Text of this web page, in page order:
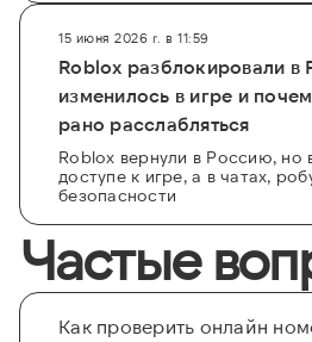
15 июня 2026 г. в 11:59
Roblox разблокировали в
изменилось в игре и
рано расслабляться
Roblox вернули в Россию, но
доступе к игре, а в чатах,
безопасности
Частые
Как проверить онлайн